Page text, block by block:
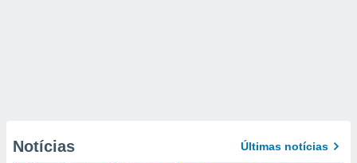
Notícias Últimas notícias